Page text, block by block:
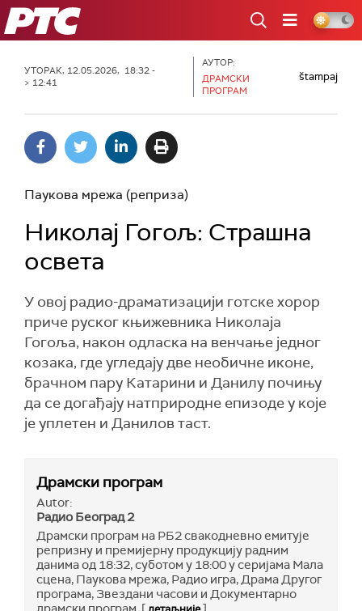
РТС
УТОРАК, 12.05.2026, 18:32 -
> 12:41
АУТОР:
ДРАМСКИ
ПРОГРАМ
štampaj
Паукова мрежа (реприза)
Николај Гогољ: Страшна
освета
У овој радио-драматизацији готске хорор
приче руског књижевника Николаја
Гогоља, након одласка на венчање једног
козака, где угледају две необичне иконе,
брачном пару Катарини и Данилу почињу
да се догађају натприродне епизоде у које
је уплетен и Данилов таст.
Драмски програм
Autor:
Радио Београд 2
Драмски програм на РБ2 свакодневно емитује
репризну и премијерну продукцију радним
данима од 18:32, суботом у 18:00 у серијама Мала
сцена, Паукова мрежа, Радио игра, Драма Другог
програма, Звездани часови и Документарно